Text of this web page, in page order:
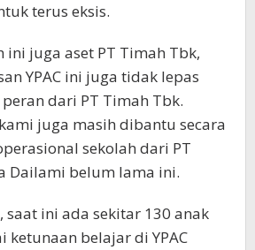
terus eksis.
ini juga aset PT Timah Tbk,
YPAC ini juga tidak lepas
dari PT Timah Tbk.
juga masih dibantu secara
sekolah dari PT
Dailami belum lama ini.
saat ini ada sekitar 130 anak
ketunaan belajar di YPAC